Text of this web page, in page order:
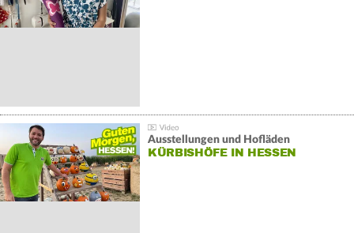
Ausstellungen und Hofläden
KÜRBISHÖFE IN HESSEN